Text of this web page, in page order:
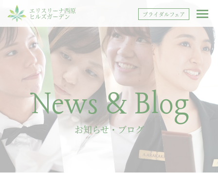
エリスリーナ西原
ヒルズガーデン ブライダルフェア
News & Blog
お知らせ・ブログ